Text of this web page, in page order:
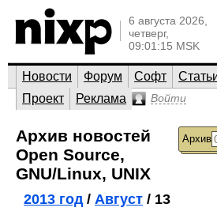
6 августа 2026,
четверг,
09:01:15 MSK
Новости Форум Софт
Проект
Реклама Войти
Архив
Архив новостей
Open Source,
GNU/Linux, UNIX
2013 год/ Август / 13